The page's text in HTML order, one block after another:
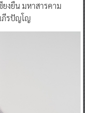
งยืน มหาสารคาม
ภีรปัญโญ